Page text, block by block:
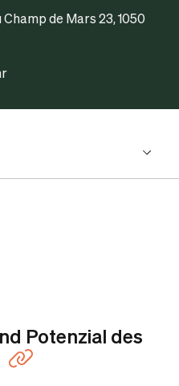
Champ de Mars 23, 1050
Potenzial des